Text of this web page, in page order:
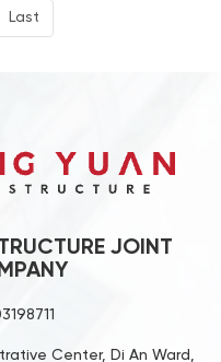
Last
JOINT
Center, Di An Ward,